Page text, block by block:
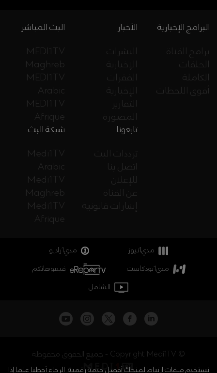
البث المباشر
MEDI1TV
Maghreb
MEDI1TV
Arabic
MEDI1TV
Afrique
الأخبار
النشرات
الإخبارية
الفقرات
الإخبارية
التقارير
المصورة
البرامج الإخبارية
برامج القناة
الحلقات
الكاملة
أقوى اللحظات
شبكة البث
Medi1TV
Arabic
Medi1TV
Maghreb
Medi1TV
Afrique
تابعونا
ترددات البث
اتصل بنا
للإعلان
عن القناة
إشارات قانونية
مدي1نيوز
مدي1راديو
مدي1بودكاست
فيديوهاتكم
الشامل
جميع الحقوق محفوظة - Copyright Medi1TV ©
نستخدم ملفات ارتباط لمنحك أفضل خدمة رقمية. الرجاء أحطنا علما إذا